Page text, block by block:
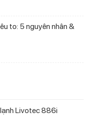
to: 5 nguyên nhân &
Livotec 886i